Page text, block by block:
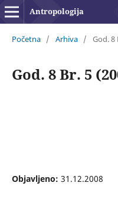
Antropologija
Početna / Arhiva / God.
God. 8 Br. 5
Objavljeno: 31.12.2008